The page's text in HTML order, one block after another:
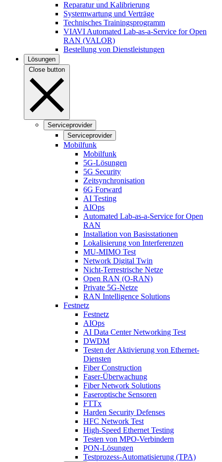
Reparatur und Kalibrierung
Systemwartung und Verträge
Technisches Trainingsprogramm
VIAVI Automated Lab-as-a-Service for Open
RAN (VALOR)
Bestellung von Dienstleistungen
Lösungen
Close button
Serviceprovider
Serviceprovider
Mobilfunk
Mobilfunk
5G-Lösungen
5G Security
Zeitsynchronisation
6G Forward
AI Testing
AIOps
Automated Lab-as-a-Service for Open
RAN
Installation von Basisstationen
Lokalisierung von Interferenzen
MU-MIMO Test
Network Digital Twin
Nicht-Terrestrische Netze
Open RAN (O-RAN)
Private 5G-Netze
RAN Intelligence Solutions
Festnetz
Festnetz
AIOps
AI Data Center Networking Test
DWDM
Testen der Aktivierung von Ethernet-
Diensten
Fiber Construction
Faser-Überwachung
Fiber Network Solutions
Faseroptische Sensoren
FTTx
Harden Security Defenses
HFC Network Test
High-Speed Ethernet Testing
Testen von MPO-Verbindern
PON-Lösungen
Testprozess-Automatisierung (TPA)